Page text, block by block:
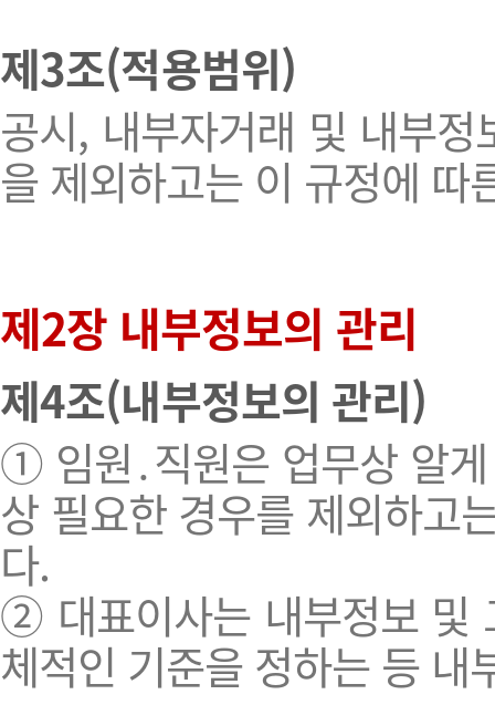
제3조(적용범위)
공시, 내부자거래 및 내부
을 제외하고는 이 규정에 따
제2장 내부정보의 관리
제4조(내부정보의 관리)
① 임원․직원은 업무상 알
상 필요한 경우를 제외하고
다.
② 대표이사는 내부정보 및
체적인 기준을 정하는 등 내